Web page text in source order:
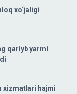
xo‘jaligi
qariyb yarmi
xizmatlari hajmi